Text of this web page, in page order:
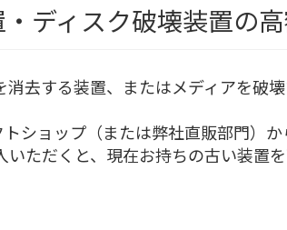
ディスク破壊装置の
消去する装置、またはメディアを破
ショップ（または弊社直販部門）
いただくと、現在お持ちの古い装置